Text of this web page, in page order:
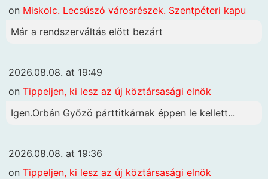
on Miskolc. Lecsúszó városrészek. Szentpéteri kapu
Már a rendszerváltás elött bezárt
2026.08.08. at 19:49
on Tippeljen, ki lesz az új köztársasági elnök
Igen.Orbán Győzö párttitkárnak éppen le kellett...
2026.08.08. at 19:36
on Tippeljen, ki lesz az új köztársasági elnök